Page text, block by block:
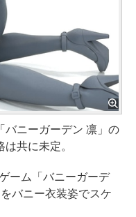
ニーガーデン 凛」の
共に未定。
ーム「バニーガーデ
バニー衣装姿でスケ